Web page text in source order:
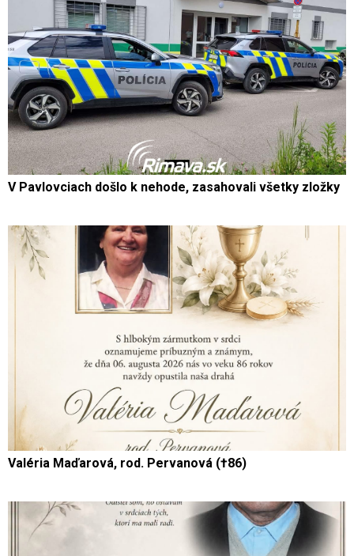
V Pavlovciach došlo k nehode, zasahovali všetky zložky
Valéria Maďarová, rod. Pervanová (†86)